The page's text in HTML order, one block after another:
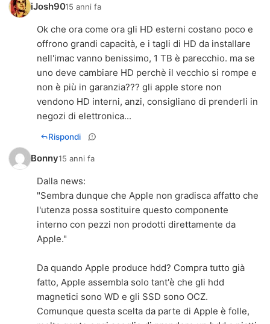
iJosh9015 anni fa
Ok che ora come ora gli HD esterni costano poco e
offrono grandi capacità, e i tagli di HD da installare
nell'imac vanno benissimo, 1 TB è parecchio. ma se
uno deve cambiare HD perchè il vecchio si rompe e
non è più in garanzia??? gli apple store non
vendono HD interni, anzi, consigliano di prenderli in
negozi di elettronica...
Rispondi
Bonny15 anni fa
Dalla news:
"Sembra dunque che Apple non gradisca affatto che
l'utenza possa sostituire questo componente
interno con pezzi non prodotti direttamente da
Apple."
Da quando Apple produce hdd? Compra tutto già
fatto, Apple assembla solo tant'è che gli hdd
magnetici sono WD e gli SSD sono OCZ.
Comunque questa scelta da parte di Apple è folle,